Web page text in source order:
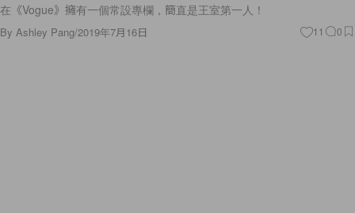
在《Vogue》擁有一個常設專欄，簡直是王室第一人！
By Ashley Pang/2019年7月16日 11 0